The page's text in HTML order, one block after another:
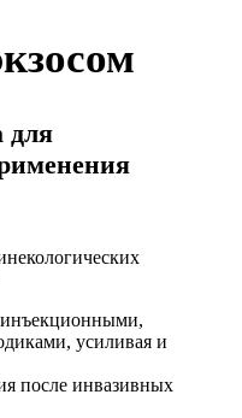
для
инъекционными,
усиливая и
после инвазивных